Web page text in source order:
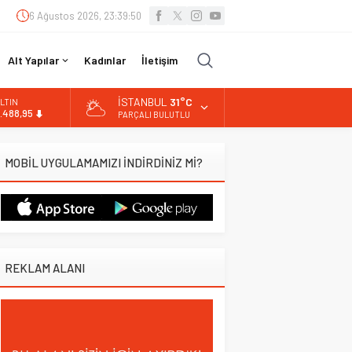
6 Ağustos 2026, 23:39:50
Alt Yapılar Kadınlar İletişim
54,9646
ALTIN
İSTANBUL 31°C
PARÇALI BULUTLU
MOBİL UYGULAMAMIZI İNDİRDİNİZ Mİ?
REKLAM ALANI